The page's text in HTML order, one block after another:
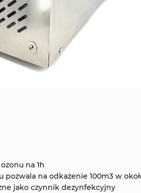
na 1h
na odkażenie 100m3 w
jako czynnik dezynfekcyjny